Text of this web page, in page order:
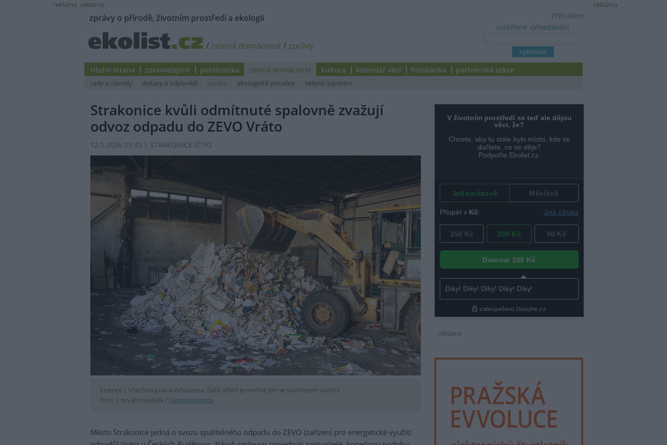
reklama
reklama reklama
zprávy o přírodě, životním prostředí a ekologii
/ zelená domácnost/ zprávy
rozšířené vyhledávání
Přihlášení
titulní strana zpravodajství publicistika zelená domácnost kultura kalendář akcí fotobanka partnerská sekce
rady a návody dotazy a odpovědi zprávy ekologické poradny zelená úsporám
Strakonice kvůli odmítnuté spalovně zvažují
odvoz odpadu do ZEVO Vráto
12.5.2026 01:45 | STRAKONICE (ČTK)
Licence | Všechna práva vyhrazena. Další šíření je možné jen se souhlasem autora
Foto | svyatoslavlipik / Depositphotos
Město Strakonice jedná o svozu spalitelného odpadu do ZEVO (zařízení pro energetické využití
reklama